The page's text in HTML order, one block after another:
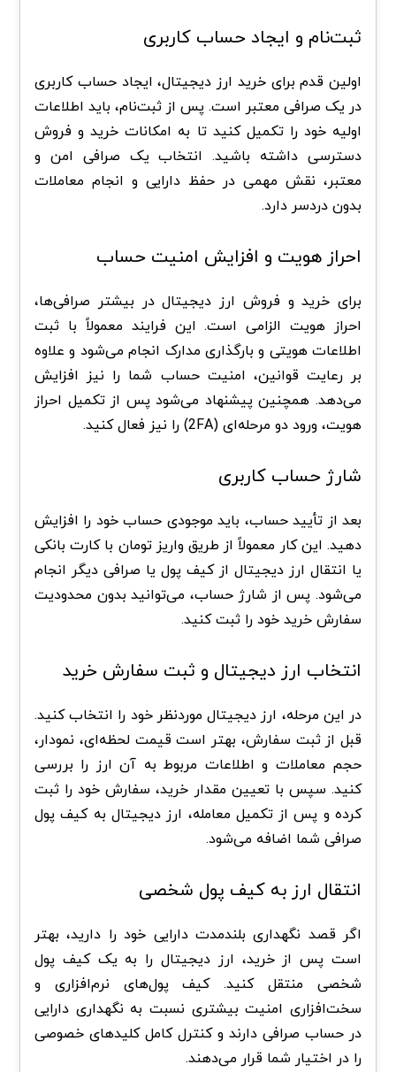
ثبت‌نام و ایجاد حساب کاربری
اولین قدم برای خرید ارز دیجیتال، ایجاد حساب کاربری
در یک صرافی معتبر است. پس از ثبت‌نام، باید اطلاعات
اولیه خود را تکمیل کنید تا به امکانات خرید و فروش
دسترسی داشته باشید. انتخاب یک صرافی امن و
معتبر، نقش مهمی در حفظ دارایی و انجام معاملات
بدون دردسر دارد.
احراز هویت و افزایش امنیت حساب
برای خرید و فروش ارز دیجیتال در بیشتر صرافی‌ها،
احراز هویت الزامی است. این فرایند معمولاً با ثبت
اطلاعات هویتی و بارگذاری مدارک انجام می‌شود و علاوه
بر رعایت قوانین، امنیت حساب شما را نیز افزایش
می‌دهد. همچنین پیشنهاد می‌شود پس از تکمیل احراز
هویت، ورود دو مرحله‌ای (2FA) را نیز فعال کنید.
شارژ حساب کاربری
بعد از تأیید حساب، باید موجودی حساب خود را افزایش
دهید. این کار معمولاً از طریق واریز تومان با کارت بانکی
یا انتقال ارز دیجیتال از کیف پول یا صرافی دیگر انجام
می‌شود. پس از شارژ حساب، می‌توانید بدون محدودیت
سفارش خرید خود را ثبت کنید.
انتخاب ارز دیجیتال و ثبت سفارش خرید
در این مرحله، ارز دیجیتال موردنظر خود را انتخاب کنید.
قبل از ثبت سفارش، بهتر است قیمت لحظه‌ای، نمودار،
حجم معاملات و اطلاعات مربوط به آن ارز را بررسی
کنید. سپس با تعیین مقدار خرید، سفارش خود را ثبت
کرده و پس از تکمیل معامله، ارز دیجیتال به کیف پول
صرافی شما اضافه می‌شود.
انتقال ارز به کیف پول شخصی
اگر قصد نگهداری بلندمدت دارایی خود را دارید، بهتر
است پس از خرید، ارز دیجیتال را به یک کیف پول
شخصی منتقل کنید. کیف پول‌های نرم‌افزاری و
سخت‌افزاری امنیت بیشتری نسبت به نگهداری دارایی
در حساب صرافی دارند و کنترل کامل کلیدهای خصوصی
را در اختیار شما قرار می‌دهند.